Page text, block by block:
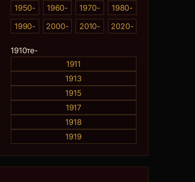
1950-
1960- 1970-
1980-
1990-
2000- 2010- 2020-
1910те-
1911
1913
1915
1917
1918
1919